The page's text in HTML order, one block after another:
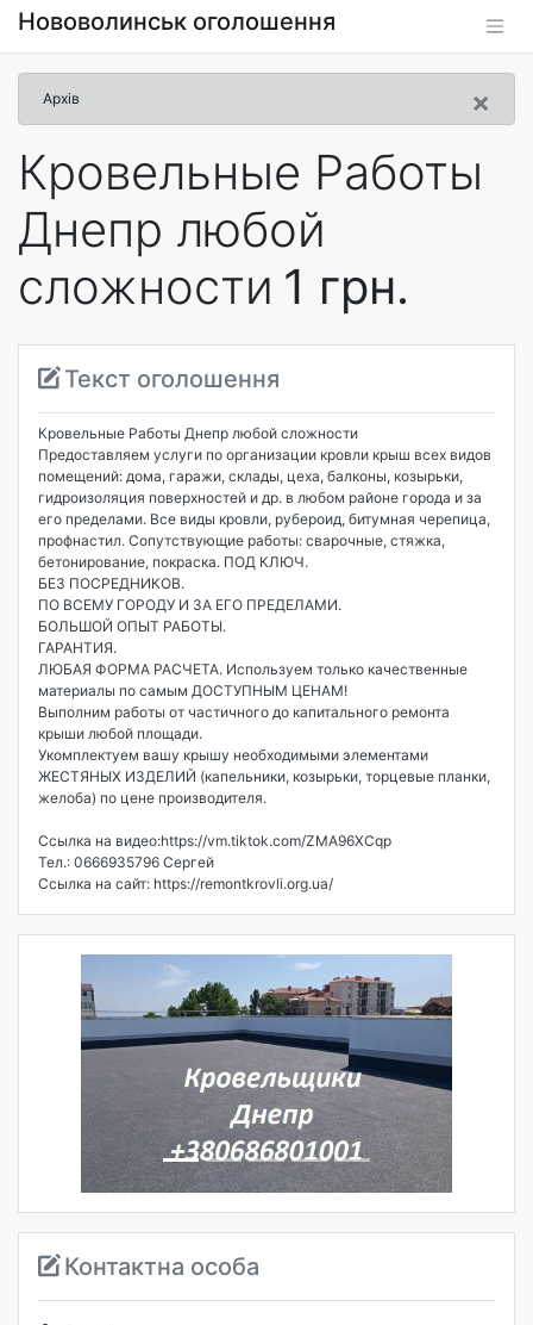
Нововолинськ оголошення
×
Архів
Кровельные Работы
Днепр любой
сложности 1 грн.
Текст оголошення
Кровельные Работы Днепр любой сложности
Предоставляем услуги по организации кровли крыш всех видов
помещений: дома, гаражи, склады, цеха, балконы, козырьки,
гидроизоляция поверхностей и др. в любом районе города и за
его пределами. Все виды кровли, рубероид, битумная черепица,
профнастил. Сопутствующие работы: сварочные, стяжка,
бетонирование, покраска. ПОД КЛЮЧ.
БЕЗ ПОСРЕДНИКОВ.
ПО ВСЕМУ ГОРОДУ И ЗА ЕГО ПРЕДЕЛАМИ.
БОЛЬШОЙ ОПЫТ РАБОТЫ.
ГАРАНТИЯ.
ЛЮБАЯ ФОРМА РАСЧЕТА. Используем только качественные
материалы по самым ДОСТУПНЫМ ЦЕНАМ!
Выполним работы от частичного до капитального ремонта
крыши любой площади.
Укомплектуем вашу крышу необходимыми элементами
ЖЕСТЯНЫХ ИЗДЕЛИЙ (капельники, козырьки, торцевые планки,
желоба) по цене производителя.
Ссылка на видео:https://vm.tiktok.com/ZMA96XCqp
Тел.: 0666935796 Сергей
Ссылка на сайт: https://remontkrovli.org.ua/
Контактна особа